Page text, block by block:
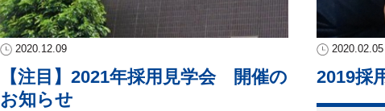
2020.12.09
【注目】2021年採用見学会 開催の
お知らせ
2020.02.05
2019採